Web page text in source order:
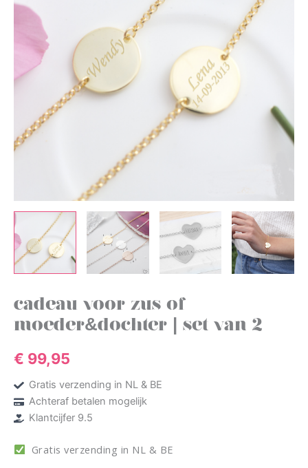
cadeau voor zus of
moeder&dochter | set van 2
€ 99,95
Gratis verzending in NL & BE
Achteraf betalen mogelijk
Klantcijfer 9.5
Gratis verzending in NL & BE